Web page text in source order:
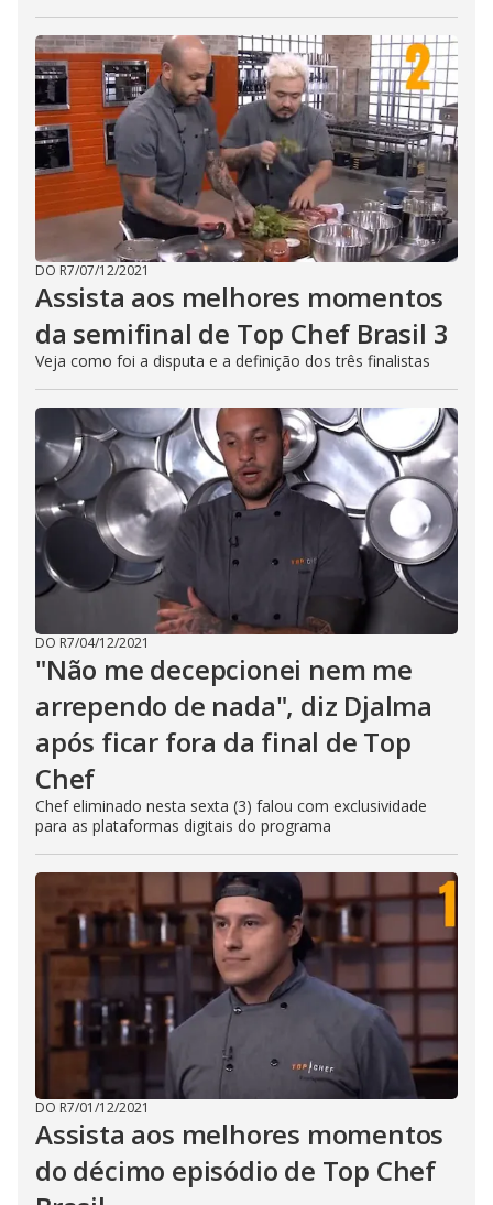
DO R7/07/12/2021
Assista aos melhores momentos
da semifinal de Top Chef Brasil 3
Veja como foi a disputa e a definição dos três finalistas
DO R7/04/12/2021
"Não me decepcionei nem me
arrependo de nada", diz Djalma
após ficar fora da final de Top
Chef
Chef eliminado nesta sexta (3) falou com exclusividade
para as plataformas digitais do programa
DO R7/01/12/2021
Assista aos melhores momentos
do décimo episódio de Top Chef